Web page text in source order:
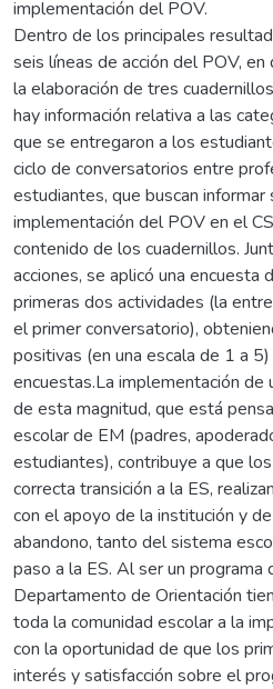
implementación del POV.
Dentro de los principales
seis líneas de acción del POV,
la elaboración de tres
hay información relativa a las
que se entregaron a los
ciclo de conversatorios entre
estudiantes, que buscan informar
implementación del POV en el
contenido de los cuadernillos.
acciones, se aplicó una encuesta
primeras dos actividades (la
el primer conversatorio),
positivas (en una escala de 1 a
encuestas.La implementación de
de esta magnitud, que está
escolar de EM (padres,
estudiantes), contribuye a que
correcta transición a la ES,
con el apoyo de la institución y
abandono, tanto del sistema
paso a la ES. Al ser un programa
Departamento de Orientación
toda la comunidad escolar a la
con la oportunidad de que los
interés y satisfacción sobre el